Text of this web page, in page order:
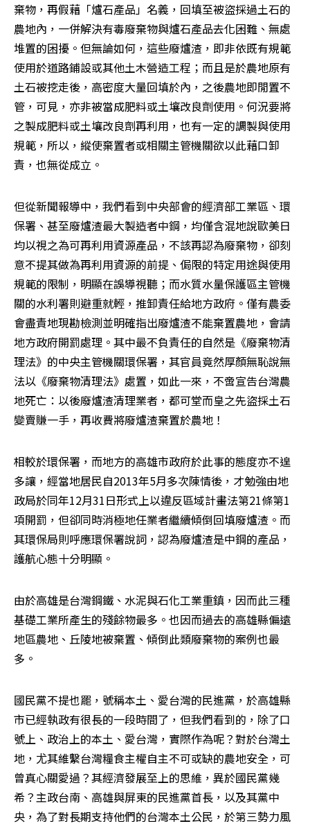
棄物，再假藉「爐石產品」名義，回填至被盜採過土石的
農地內，一併解決有毒廢棄物與爐石產品去化困難、無處
堆置的困擾。但無論如何，這些廢爐渣，即非依既有規範
使用於道路鋪設或其他土木營造工程；而且是於農地原有
土石被挖走後，高密度大量回填於內，之後農地即閒置不
管，可見，亦非被當成肥料或土壤改良劑使用。何況要將
之製成肥料或土壤改良劑再利用，也有一定的調製與使用
規範，所以，縱使棄置者或相關主管機關欲以此藉口卸
責，也無從成立。
但從新聞報導中，我們看到中央部會的經濟部工業區、環
保署、甚至廢爐渣最大製造者中鋼，均僅含混地說歐美日
均以視之為可再利用資源產品，不該再認為廢棄物，卻刻
意不提其做為再利用資源的前提、侷限的特定用途與使用
規範的限制，明顯在誤導視聽；而水質水量保護區主管機
關的水利署則避重就輕，推卸責任給地方政府。僅有農委
會盡責地現勘檢測並明確指出廢爐渣不能棄置農地，會請
地方政府開罰處理。其中最不負責任的自然是《廢棄物清
理法》的中央主管機關環保署，其官員竟然厚顏無恥說無
法以《廢棄物清理法》處置，如此一來，不啻宣告台灣農
地死亡：以後廢爐渣清理業者，都可堂而皇之先盜採土石
變賣賺一手，再收費將廢爐渣棄置於農地！
相較於環保署，而地方的高雄市政府於此事的態度亦不遑
多讓，經當地居民自2013年5月多次陳情後，才勉強由地
政局於同年12月31日形式上以違反區域計畫法第21條第1
項開罰，但卻同時消極地任業者繼續傾倒回填廢爐渣。而
其環保局則呼應環保署說詞，認為廢爐渣是中鋼的產品，
護航心態十分明顯。
由於高雄是台灣鋼鐵、水泥與石化工業重鎮，因而此三種
基礎工業所產生的殘餘物最多。也因而過去的高雄縣偏遠
地區農地、丘陵地被棄置、傾倒此類廢棄物的案例也最
多。
國民黨不提也罷，號稱本土、愛台灣的民進黨，於高雄縣
市已經執政有很長的一段時間了，但我們看到的，除了口
號上、政治上的本土、愛台灣，實際作為呢？對於台灣土
地，尤其維繫台灣糧食主權自主不可或缺的農地安全，可
曾真心關愛過？其經濟發展至上的思維，異於國民黨幾
希？主政台南、高雄與屏東的民進黨首長，以及其黨中
央，為了對長期支持他們的台灣本土公民，於第三勢力風